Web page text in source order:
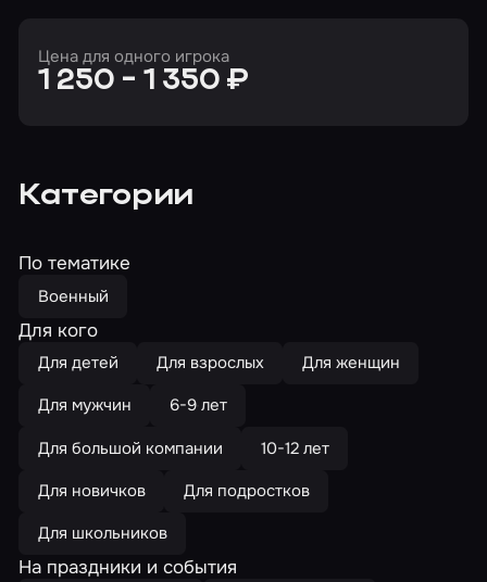
Цена для одного игрока
1 250 - 1 350 ₽
Категории
По тематике
Военный
Для кого
Для детей Для взрослых
Для женщин
Для мужчин
6-9 лет
Для большой компании
10-12 лет
Для новичков
Для подростков
Для школьников
На праздники и события